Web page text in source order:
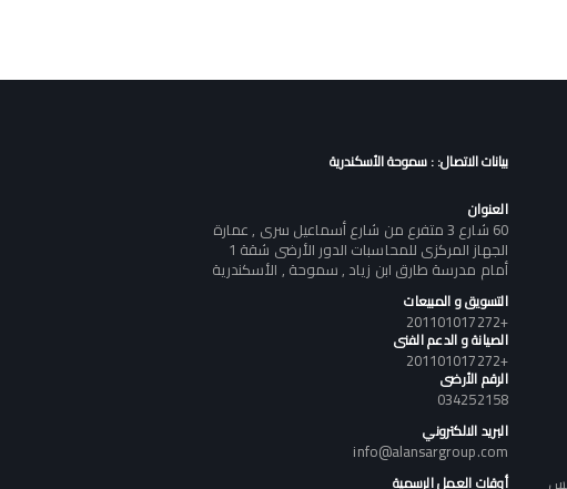
بيانات الاتصال: : سموحة الأسكندرية
العنوان
60 شارع 3 متفرع من شارع أسماعيل سرى , عمارة
الجهاز المركزى للمحاسبات الدور الأرضى شقة 1
أمام مدرسة طارق ابن زياد , سموحة , الأسكندرية
التسويق و المبيعات
+201101017272
الصيانة و الدعم الفنى
+201101017272
الرقم الأرضى
034252158
البريد الالكتروني
info@alansargroup.com
أوقات العمل الرسمية